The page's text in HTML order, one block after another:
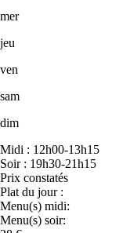
mer
jeu
ven
sam
dim
Midi : 12h00-13h15
Soir : 19h30-21h15
Prix constatés
Plat du jour :
Menu(s) midi:
Menu(s) soir: